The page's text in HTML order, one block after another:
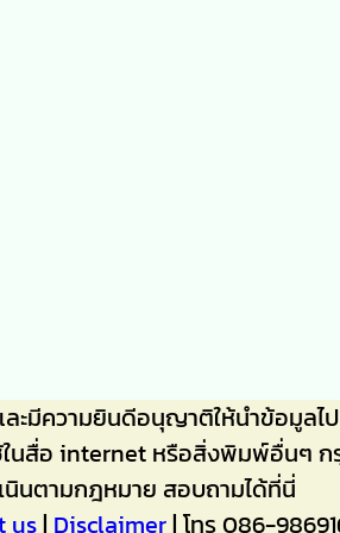
มีความยินดีอนุญาติให้นำข้อมูลไ
ในสื่อ internet หรือสิ่งพิมพ์อื่นๆ
เนินตามกฎหมาย สอบถามได้ที่นี่
us| Disclaimer| โทร 086-